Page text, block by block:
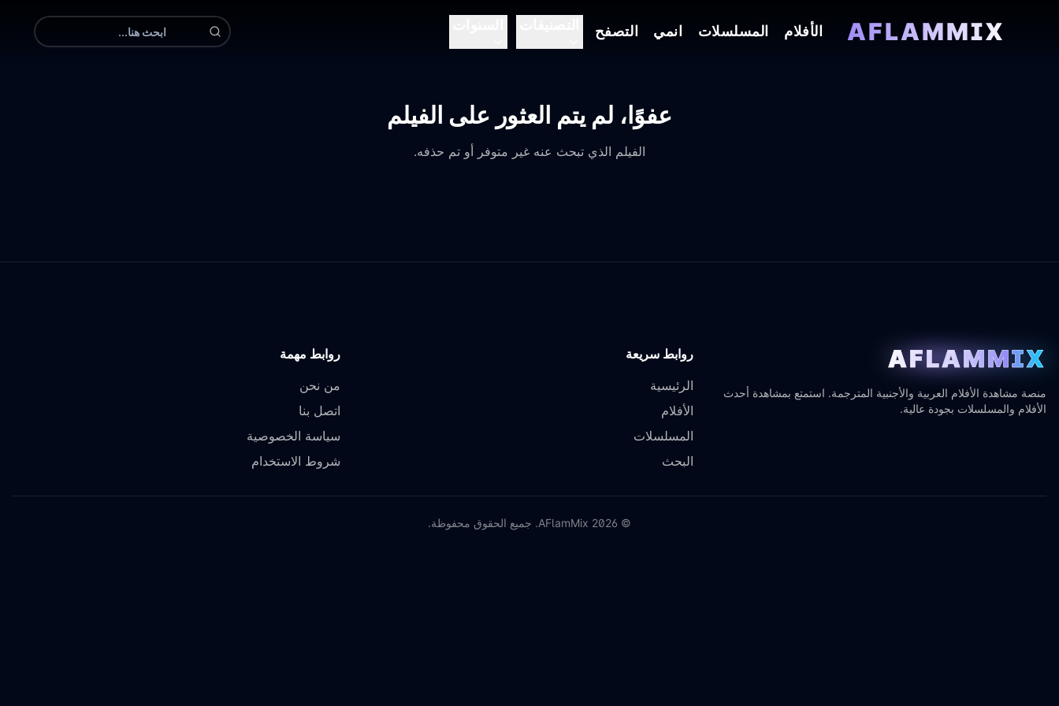
AFLAMMIX الأفلام المسلسلات انمي التصفح
عفوًا، لم يتم العثور على الفيلم
الفيلم الذي تبحث عنه غير متوفر أو تم حذفه.
AFLAMMIX
منصة مشاهدة الأفلام العربية والأجنبية المترجمة. استمتع بمشاهدة أحدث
الأفلام والمسلسلات بجودة عالية.
روابط سريعة
الرئيسية
الأفلام
المسلسلات
البحث
روابط مهمة
من نحن
اتصل بنا
سياسة الخصوصية
شروط الاستخدام
©
2026